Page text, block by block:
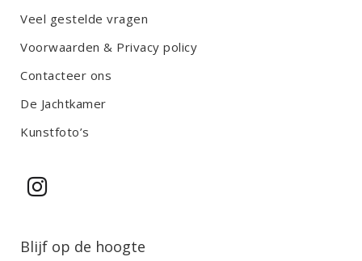
Veel gestelde vragen
Voorwaarden & Privacy policy
Contacteer ons
De Jachtkamer
Kunstfoto’s
Blijf op de hoogte